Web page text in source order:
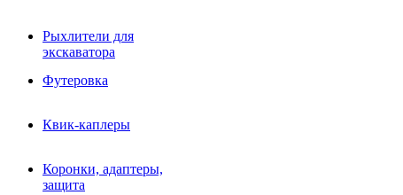
Рыхлители для
экскаватора
Футеровка
Квик-каплеры
Коронки, адаптеры,
защита